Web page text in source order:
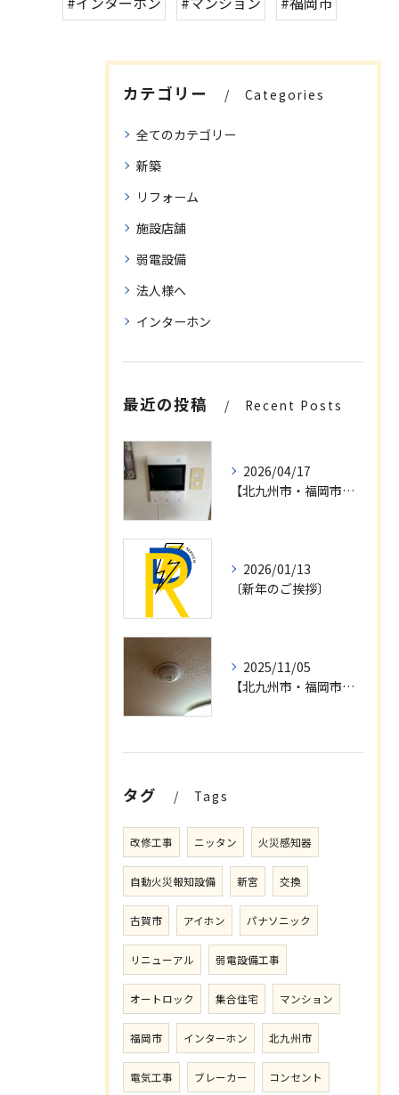
カテゴリー Categories
全てのカテゴリー
新築
リフォーム
施設店舗
弱電設備
法人様へ
インターホン
最近の投稿 Recent Posts
2026/04/17
【北九州市・福岡市・行橋市】インターホンリニューアル工事・電気工事・電話工事他。お問い合わせ
2026/01/13
〔新年のご挨拶〕
2025/11/05
【北九州市・福岡市】インターホン設備リニューアル工事及び自動火災報知設備更新工事
タグ Tags
改修工事 ニッタン 火災感知器
自動火災報知設備 新宮 交換
古賀市 アイホン パナソニック
リニューアル 弱電設備工事
オートロック 集合住宅 マンション
福岡市 インターホン 北九州市
電気工事 ブレーカー コンセント